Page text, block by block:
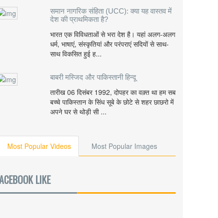
समान नागरिक संहिता (UCC): क्या यह वास्तव में
देश की प्राथमिकता है?
भारत एक विविधताओं से भरा देश है। यहां अलग-अलग
धर्म, भाषाएं, संस्कृतियां और परंपराएं सदियों से साथ-
साथ विकसित हुई ह...
बाबरी मस्जिद और पाकिस्तानी हिन्दू
तारीख 06 दिसंबर 1992, दोपहर का वक़्त था हम सब
बच्चे पाकिस्तान के सिंध सूबे के छोटे से शहर छाछरो में
अपने घर से थोड़ी सी ...
Most Popular Videos Most Popular Images
LIKE